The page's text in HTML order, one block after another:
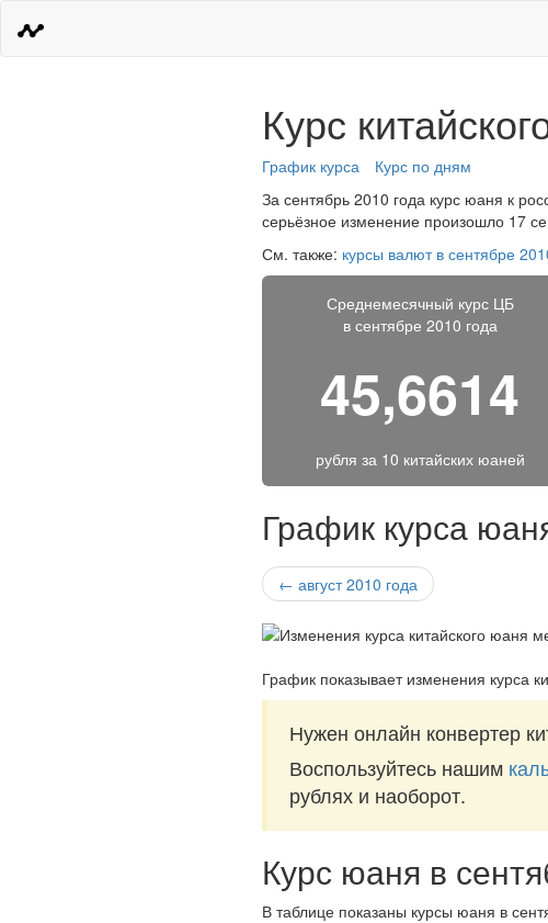
Курс
График курса
Курс по дням
За сентябрь 2010 года курс юаня к
серьёзное изменение произошло 17
См. также: курсы валют в сентябре
Среднемесячный курс ЦБ
в сентябре 2010 года
45,6614
рубля за 10 китайских юаней
График курса
← август 2010 года
График показывает изменения курса
Нужен онлайн конвертер
Воспользуйтесь нашим
рублях и наоборот.
Курс юаня в
В таблице показаны курсы юаня в